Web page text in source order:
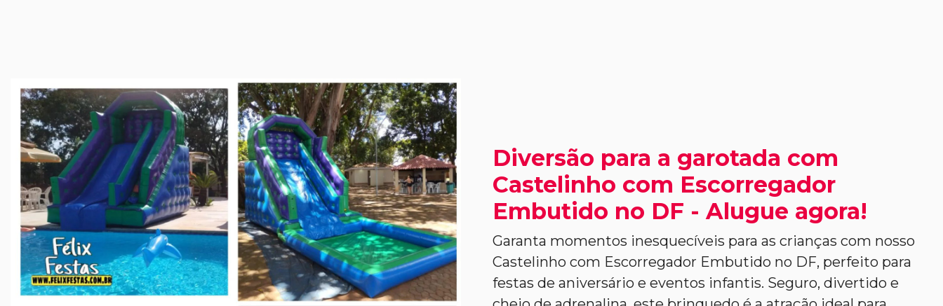
Diversão para a garotada com
Castelinho com Escorregador
Embutido no DF - Alugue agora!
Garanta momentos inesquecíveis para as crianças com nosso
Castelinho com Escorregador Embutido no DF, perfeito para
festas de aniversário e eventos infantis. Seguro, divertido e